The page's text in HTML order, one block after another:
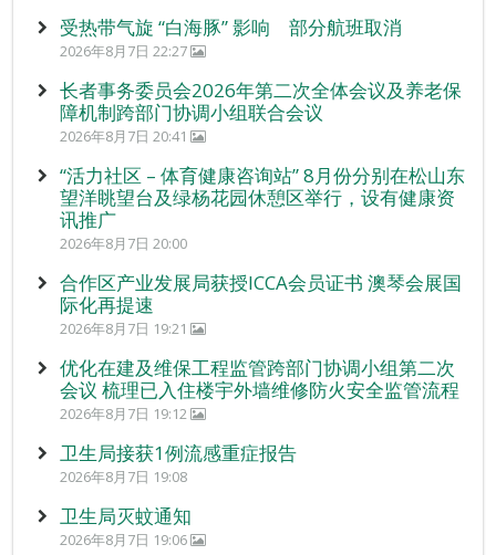
受热带气旋 “白海豚” 影响 部分航班取消
2026年8月7日 22:27
长者事务委员会2026年第二次全体会议及养老保
障机制跨部门协调小组联合会议
2026年8月7日 20:41
“活力社区 – 体育健康咨询站” 8月份分别在松山东
望洋眺望台及绿杨花园休憩区举行，设有健康资
讯推广
2026年8月7日 20:00
合作区产业发展局获授ICCA会员证书 澳琴会展国
际化再提速
2026年8月7日 19:21
优化在建及维保工程监管跨部门协调小组第二次
会议 梳理已入住楼宇外墙维修防火安全监管流程
2026年8月7日 19:12
卫生局接获1例流感重症报告
2026年8月7日 19:08
卫生局灭蚊通知
2026年8月7日 19:06